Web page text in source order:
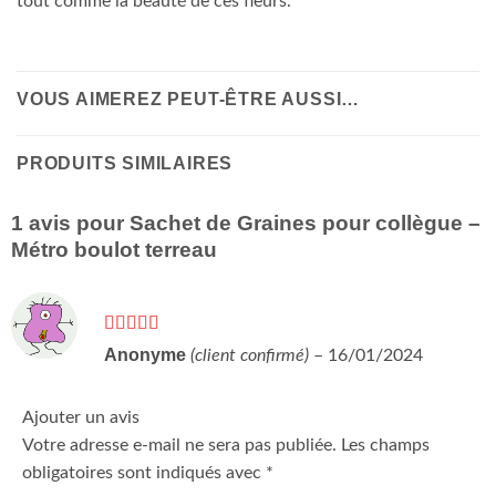
VOUS AIMEREZ PEUT-ÊTRE AUSSI…
PRODUITS SIMILAIRES
1 avis pour Sachet de Graines pour collègue –
Métro boulot terreau
Note5sur 5
Anonyme (client confirmé) – 16/01/2024
Ajouter un avis
Votre adresse e-mail ne sera pas publiée. Les champs
obligatoires sont indiqués avec *